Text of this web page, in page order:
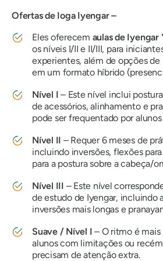
Ofertas de Ioga Iyengar –
Eles oferecem aulas de Iyengar
os níveis I/II e II/III, para
experientes, além de opções de
em um formato híbrido
Nível I – Este nível inclui
de acessórios, alinhamento e
pode ser frequentado por
Nível II – Requer 6 meses de
incluindo inversões, flexões
para a postura sobre a cabeça/
Nível III – Este nível
de estudo de Iyengar, incluindo
inversões mais longas e
Suave / Nível I – O ritmo é
alunos com limitações ou
precisam de atenção extra.